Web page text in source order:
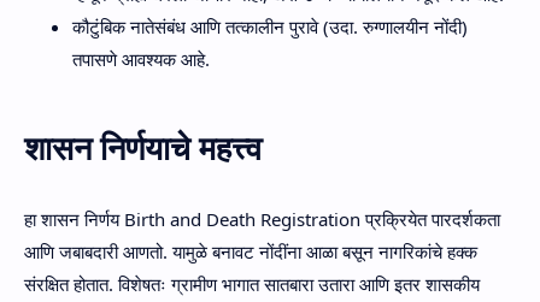
कौटुंबिक नातेसंबंध आणि तत्कालीन पुरावे (उदा. रुग्णालयीन नोंदी)
तपासणे आवश्यक आहे.
शासन निर्णयाचे महत्त्व
हा शासन निर्णय Birth and Death Registration प्रक्रियेत पारदर्शकता
आणि जबाबदारी आणतो. यामुळे बनावट नोंदींना आळा बसून नागरिकांचे हक्क
संरक्षित होतात. विशेषतः ग्रामीण भागातसातबारा उताराआणि इतर शासकीय